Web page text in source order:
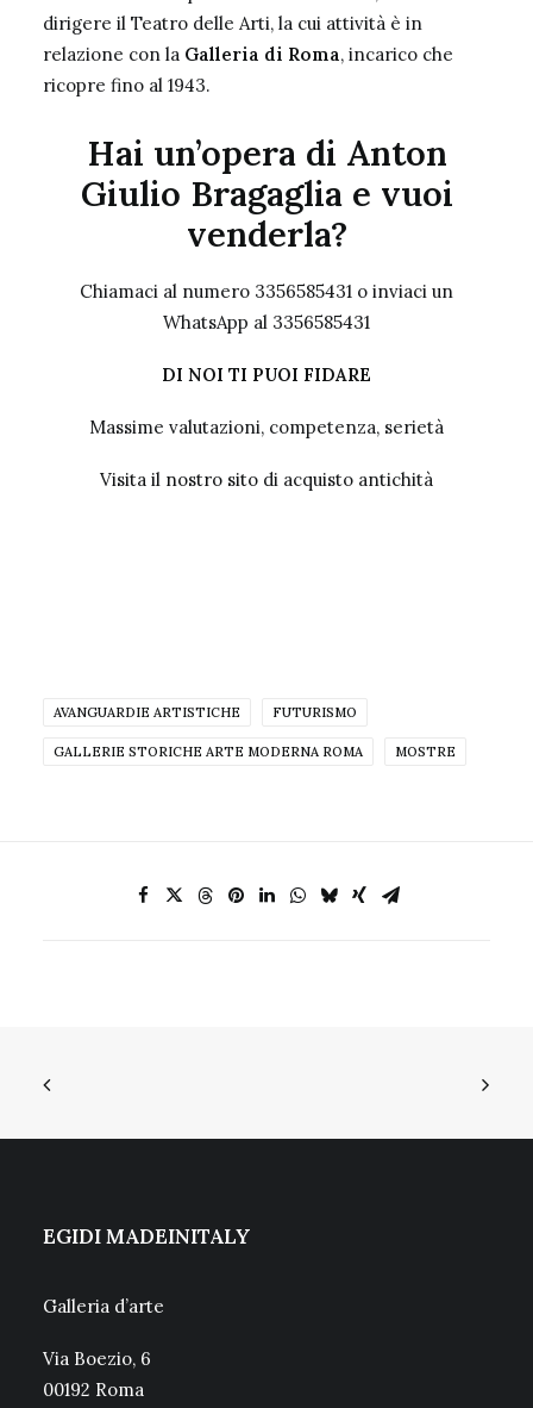
dirigere il Teatro delle Arti, la cui attività è in
relazione con la Galleria di Roma, incarico che
ricopre fino al 1943.
Hai un’opera di Anton
Giulio Bragaglia e vuoi
venderla?
Chiamaci al numero 3356585431 o inviaci un
WhatsApp al 3356585431
DI NOI TI PUOI FIDARE
Massime valutazioni, competenza, serietà
Visita il nostro sito di acquisto antichità
AVANGUARDIE ARTISTICHE FUTURISMO
GALLERIE STORICHE ARTE MODERNA ROMA MOSTRE
EGIDI MADEINITALY
Galleria d’arte
Via Boezio, 6
00192 Roma